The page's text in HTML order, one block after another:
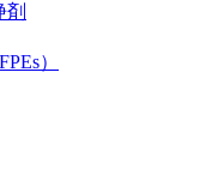
剤
）